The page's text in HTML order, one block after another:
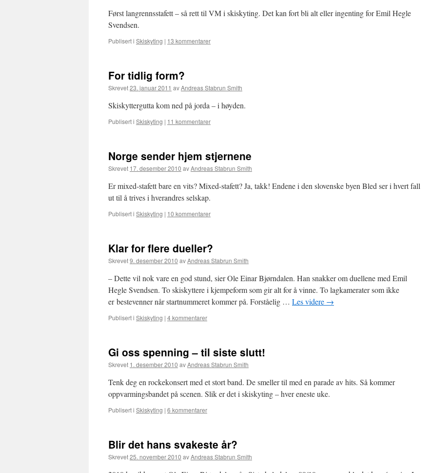
Først langrennsstafett – så rett til VM i skiskyting. Det kan fort bli alt eller ingenting for Emil Hegle
Svendsen.
Publisert i Skiskyting | 13 kommentarer
For tidlig form?
Skrevet23. januar 2011 avAndreas Stabrun Smith
Skiskyttergutta kom ned på jorda – i høyden.
Publisert i Skiskyting | 11 kommentarer
Norge sender hjem stjernene
Skrevet 17. desember 2010 avAndreas Stabrun Smith
Er mixed-stafett bare en vits? Mixed-stafett? Ja, takk! Endene i den slovenske byen Bled ser i hvert fall
ut til å trives i hverandres selskap.
Publisert i Skiskyting | 10 kommentarer
Klar for flere dueller?
Skrevet9. desember 2010 avAndreas Stabrun Smith
– Dette vil nok vare en god stund, sier Ole Einar Bjørndalen. Han snakker om duellene med Emil
Hegle Svendsen. To skiskyttere i kjempeform som gir alt for å vinne. To lagkamerater som ikke
er bestevenner når startnummeret kommer på. Forståelig … Les videre →
Publisert i Skiskyting | 4 kommentarer
Gi oss spenning – til siste slutt!
Skrevet 1. desember 2010 avAndreas Stabrun Smith
Tenk deg en rockekonsert med et stort band. De smeller til med en parade av hits. Så kommer
oppvarmingsbandet på scenen. Slik er det i skiskyting – hver eneste uke.
Publisert i Skiskyting | 6 kommentarer
Blir det hans svakeste år?
Skrevet25. november 2010 avAndreas Stabrun Smith